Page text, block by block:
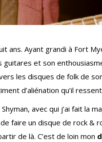
ans. Ayant grandi à Fort
guitares et son
les disques de folk de
d’aliénation qu’il
avec qui j’ai fait la
faire un disque de rock &
de là. C’est de loin mon